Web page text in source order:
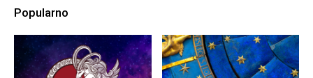
Popularno